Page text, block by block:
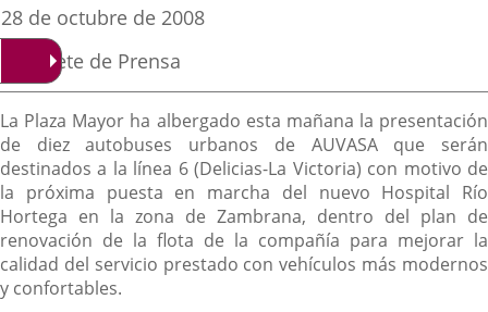
externa.externa.
Fecha
de
noticia
28 de octubre de 2008
Fuente
de
la
noticia
Gabinete de Prensa
Descripción
La Plaza Mayor ha albergado esta mañana la presentación
de diez autobuses urbanos de AUVASA que serán
destinados a la línea 6 (Delicias-La Victoria) con motivo de
la próxima puesta en marcha del nuevo Hospital Río
Hortega en la zona de Zambrana, dentro del plan de
renovación de la flota de la compañía para mejorar la
calidad del servicio prestado con vehículos más modernos
y confortables.